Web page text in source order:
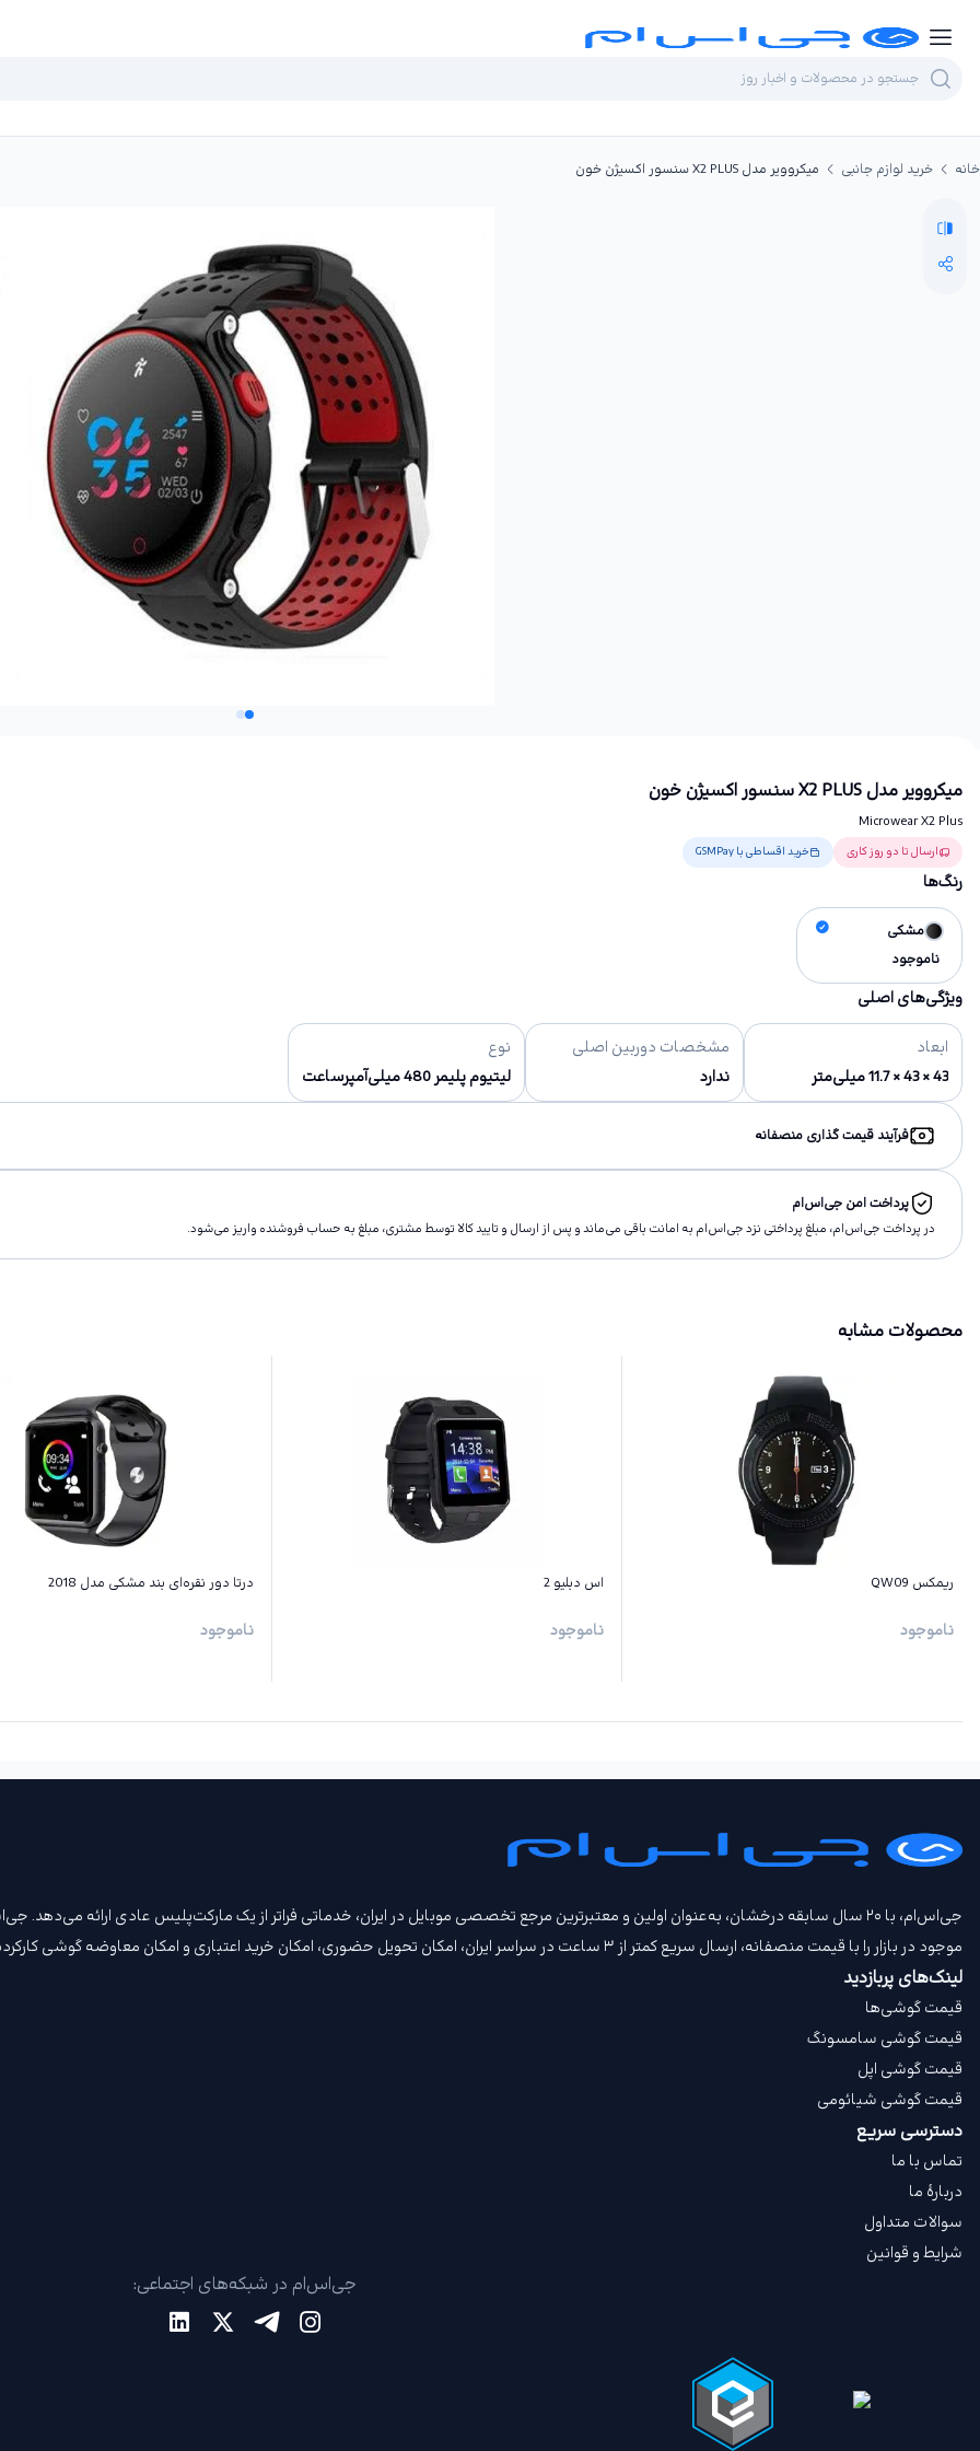
خانه خرید لوازم جانبی میکروویر مدل X2 PLUS سنسور اکسیژن خون
میکروویر مدل X2 PLUS سنسور اکسیژن خون
Microwear X2 Plus
ارسال تا دو روز کاری خرید اقساطی با GSMPay
رنگ‌ها
مشکی
ناموجود
ویژگی‌های اصلی
ابعاد
43 × 43 × 11.7 میلی‌متر
مشخصات دوربین اصلی
ندارد
نوع
لیتیوم پلیمر 480 میلی‌آمپرساعت
فرآیند قیمت گذاری منصفانه
پرداخت امن جی‌اس‌ام
در پرداخت جی‌اس‌ام، مبلغ پرداختى نزد جی‌اس‌ام به امانت باقى مى‌ماند و پس از ارسال و تاييد كالا توسط مشتری، مبلغ به حساب فروشنده واريز مى‌شود.
محصولات مشابه
ریمکس QW09
ناموجود
اس دبلیو 2
ناموجود
درتا دور نقره‌ای بند مشکی مدل 2018
ناموجود
جی‌اس‌ام، با ۲۰ سال سابقه درخشان، به‌عنوان اولین و معتبرترین مرجع تخصصی موبایل در ایران، خدماتی فراتر از یک مارکت‌پلیس عادی ارائه
موجود در بازار را با قیمت‌ منصفانه، ارسال سریع کمتر از ۳ ساعت در سراسر ایران، امکان تحویل حضوری، امکان خرید اعتباری و امکان معاوضه گوشی کارکرده و بیمه جی‌اس‌ام‌ پلاس عرضه می‌کند.
لینک‌های پربازدید
قیمت گوشی‌ها
قیمت گوشی سامسونگ
قیمت گوشی اپل
قیمت گوشی شیائومی
دسترسی سریع
تماس با ما
دربارهٔ ما
سوالات متداول
شرایط و قوانین
جی‌اس‌ام در شبکه‌های اجتماعی: